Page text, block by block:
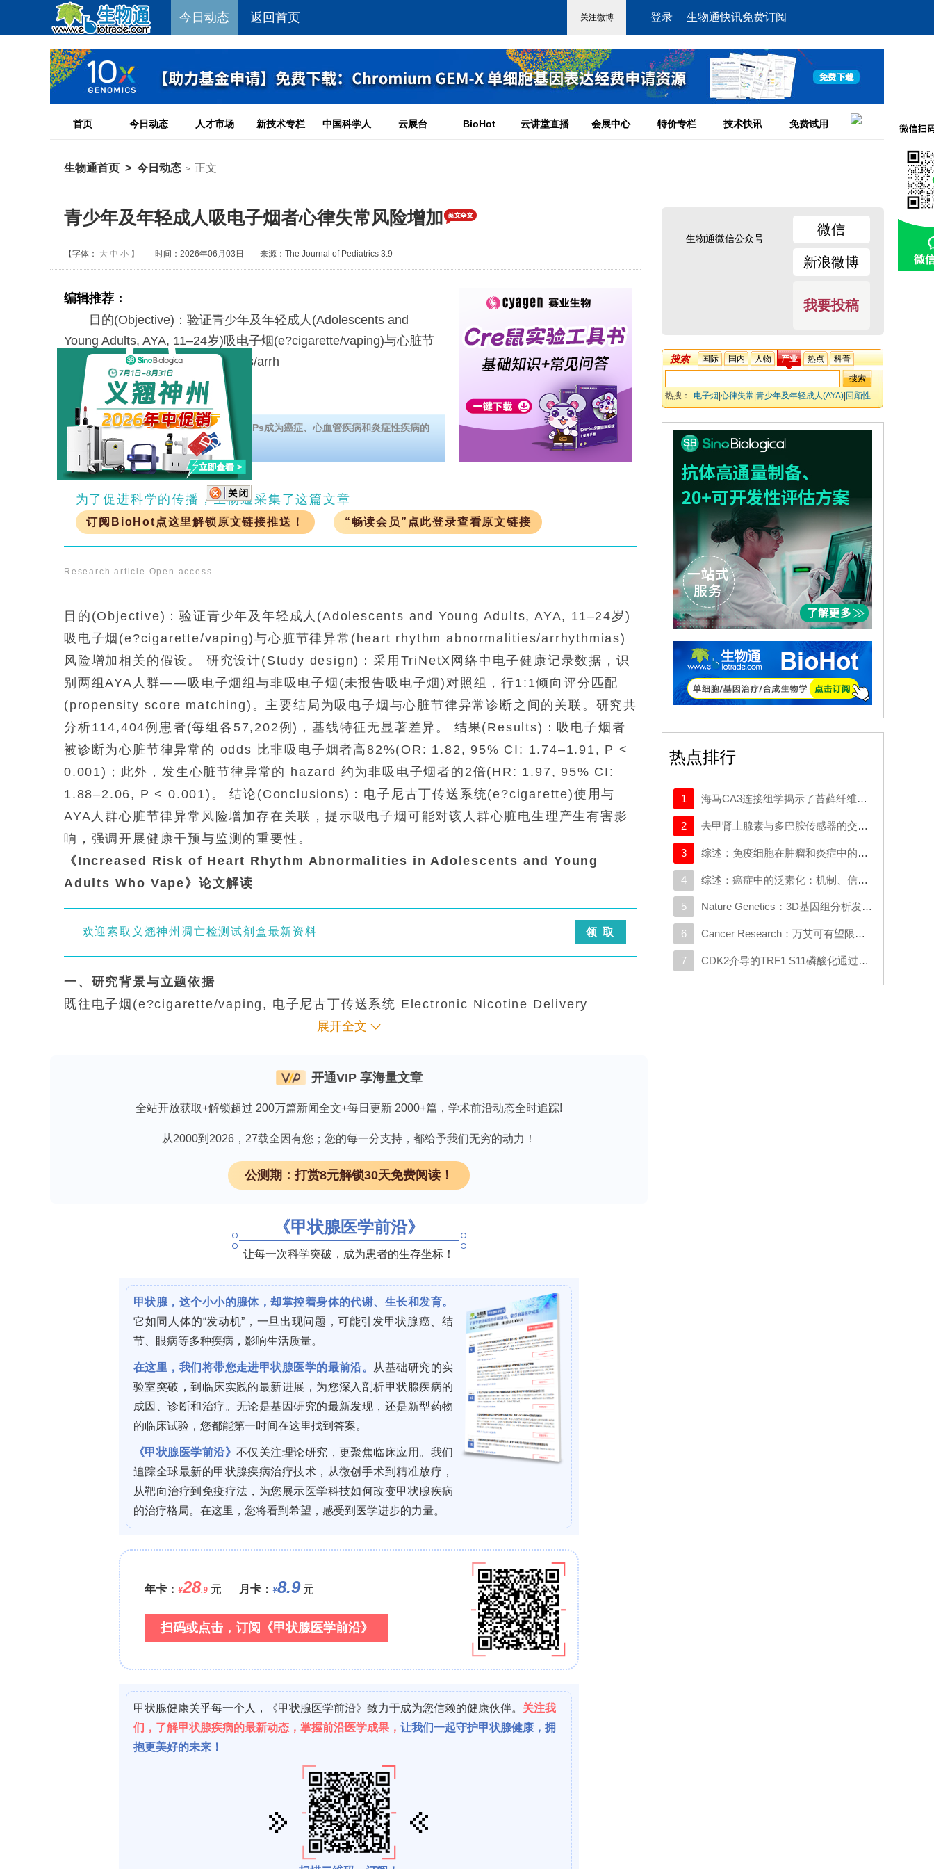
今日动态 返回首页 登录 生物通快讯免费订阅
首页 今日动态 人才市场 新技术专栏 中国科学人 云展台 BioHot 云讲堂直播 会展中心 特价专栏 技术快讯 免费试用
生物通首页 > 今日动态 > 正文
青少年及年轻成人吸电子烟者心律失常风险增加
【字体： 大 中 小 】 时间：2026年06月03日 来源：The Journal of Pediatrics 3.9
编辑推荐：
目的(Objective)：验证青少年及年轻成人(Adolescents and
Young Adults, AYA, 11–24岁)吸电子烟(e?cigarette/vaping)与心脏节
律异常(heart rhythm abnormalities/arrh
下载MMPs海报药物开发的最新进展。MMPs成为癌症、心血管疾病和炎症性疾病的
重要靶点。
为了促进科学的传播，生物通采集了这篇文章
订阅BioHot点这里解锁原文链接推送！ “畅读会员”点此登录查看原文链接
Research article Open access
目的(Objective)：验证青少年及年轻成人(Adolescents and Young Adults, AYA, 11–24岁)
吸电子烟(e?cigarette/vaping)与心脏节律异常(heart rhythm abnormalities/arrhythmias)
风险增加相关的假设。 研究设计(Study design)：采用TriNetX网络中电子健康记录数据，识
别两组AYA人群——吸电子烟组与非吸电子烟(未报告吸电子烟)对照组，行1:1倾向评分匹配
(propensity score matching)。主要结局为吸电子烟与心脏节律异常诊断之间的关联。研究共
分析114,404例患者(每组各57,202例)，基线特征无显著差异。 结果(Results)：吸电子烟者
被诊断为心脏节律异常的 odds 比非吸电子烟者高82%(OR: 1.82, 95% CI: 1.74–1.91, P <
0.001)；此外，发生心脏节律异常的 hazard 约为非吸电子烟者的2倍(HR: 1.97, 95% CI:
1.88–2.06, P < 0.001)。 结论(Conclusions)：电子尼古丁传送系统(e?cigarette)使用与
AYA人群心脏节律异常风险增加存在关联，提示吸电子烟可能对该人群心脏电生理产生有害影
响，强调开展健康干预与监测的重要性。
《Increased Risk of Heart Rhythm Abnormalities in Adolescents and Young
Adults Who Vape》论文解读
欢迎索取义翘神州凋亡检测试剂盒最新资料 领 取
一、研究背景与立题依据
既往电子烟(e?cigarette/vaping, 电子尼古丁传送系统 Electronic Nicotine Delivery
Systems, ENDS)健康危害研究多聚焦于肺部损伤如电子烟相关肺损伤(E?cigarette or
楚。传统可燃卷烟中尼古丁(nicotine)促心律失常(pro?arrhythmic)作用已被证实，可引发儿
glycol)、甘油(glycerin)及调味剂，加热后可产生醛类副产物、颗粒物等，临床前研究显示其
可致心肌结构及电生理重构(如心率变异性降低、室性快速性心律失常诱导性增加)，临床心电
图可见Tp?e/QT比值升高(与不良心脏事件包括心源性猝死相关)。鉴于美国超200万中学生及
高中生吸电子烟，青少年及年轻成人(Adolescents and Young Adults, AYA, 11–24岁)作为
心脏节律异常(heart rhythm abnormalities/arrhythmias)诊断的关联。该论文发表于
研究人员采用回顾性队列研究设计，数据来源于美国TriNetX联邦健康研究网络(含逾1.5亿例患
者去标识化电子健康记录)。研究对象为2020年1月1日至2025年1月1日期间就诊的11–24岁
AYA，吸电子烟组通过ICD?10编码U07.0(电子烟相关障碍)和F17.20(未特指尼古丁依赖)识
别，排除确诊可燃烟草制品尼古丁依赖、其他兴奋剂相关障碍、先天性心脏病、心力衰竭、心
肌病、心脏骤停、甲状腺功能减退、慢性肾脏病/肾衰竭、注意缺陷多动障碍、甲状腺毒症及服
用β受体阻滞剂/ACEI/钙通道阻滞剂者；对照组无上述vaping相关诊断。吸电子烟组与对照组
按年龄、性别、种族、族裔及基线用药(中枢神经系统药物、激素/合成物/调节剂、抗组胺药、
呼吸道药物)行1:1倾向评分匹配(greedy nearest neighbor算法，卡钳0.1倍合并标准差)，评
估协变量平衡(标准化均数差Standardized Mean Difference, SMD < 0.1视为平衡)。主要结
局为心脏节律异常复合诊断(ICD?10：I49其他心脏心律失常、R00心跳异常、I47.1室上性心
动过速Supraventricular Tachycardia, SVT)，敏感性分析单独使用I49编码。采用χ2检验计
算风险比(Hazard Ratio, HR)，Kaplan?Meier法绘制累积发生率曲线，Log?rank检验比较组
间差异，亚组分析按11–18岁及19–24岁分层，随访最长为索引事件后5年。所有分析在
TriNetX平台对匹配后群组进行，P < 0.05为差异有统计学意义。
三、研究结果
Participants
初筛符合纳入标准9,261,074例，最终吸电子烟组57,202例，非吸电子烟组9,203,872例，经
倾向评分匹配后每组各57,202例，匹配后所有基线人口学特征及用药比例完全一致(SMD <
0.1)，吸电子烟组中位随访210天(四分位距Interquartile Range, IQR 0–810)，对照组280天
(IQR 0–980)。吸电子烟组5,017例(8.77%)确诊心脏节律异常，对照组2,862例(5.00%)。
Primary Outcome
吸电子烟者发生心脏节律异常的odds较非吸电子烟者高82%(OR: 1.82, 95% CI: 1.74–1.91,
P < 0.001)；随时间推移发生心脏节律异常的hazard约为非吸电子烟者的1.97倍(HR: 1.97,
95% CI: 1.88–2.06, P < 0.001)，表明吸电子烟与心脏节律异常发生风险显著相关。
Patients 11 to 18 Years Old
展开全文
开通VIP 享海量文章
全站开放获取+解锁超过 200万篇新闻全文+每日更新 2000+篇，学术前沿动态全时追踪!
从2000到2026，27载全因有您；您的每一分支持，都给予我们无穷的动力！
公测期：打赏8元解锁30天免费阅读！
生物通微信公众号
微信
新浪微博
我要投稿
搜索 国际 国内 人物 产业 热点 科普
热搜： 电子烟 心律失常 青少年及年轻成人(AYA) 回顾性
热点排行
1 海马CA3连接组学揭示了苔藓纤维输入梯度及对锥体细胞的选择性前馈抑制
2 去甲肾上腺素与多巴胺传感器的交叉反应取决于局部神经支配密度
3 综述：免疫细胞在肿瘤和炎症中的迁移：分子机制与治疗靶点
4 综述：癌症中的泛素化：机制、信号网络及潜在的治疗机会
5 Nature Genetics：3D基因组分析发现与克罗恩病相关的新基因
6 Cancer Research：万艾可有望限制癌症转移
7 CDK2介导的TRF1 S11磷酸化通过重塑端粒染色质促进DNA损伤修复